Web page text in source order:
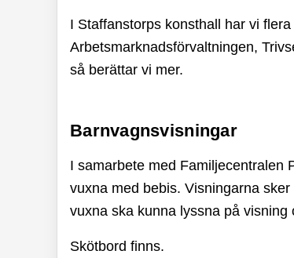
I Staffanstorps konsthall har vi
Arbetsmarknadsförvaltningen,
så berättar vi mer.
Barnvagnsvisningar
I samarbete med Familjecentralen
vuxna med bebis. Visningarna
vuxna ska kunna lyssna på
Skötbord finns.